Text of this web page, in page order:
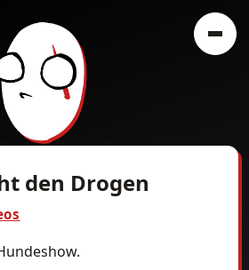
den Drogen